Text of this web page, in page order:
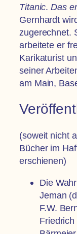
Titanic.Das
Gernhardt
zugerechnet.
arbeitete er
Karikaturist
seiner
am Main,
(soweit nicht
Bücher im
erschienen)
Die
Jeman
F.W.